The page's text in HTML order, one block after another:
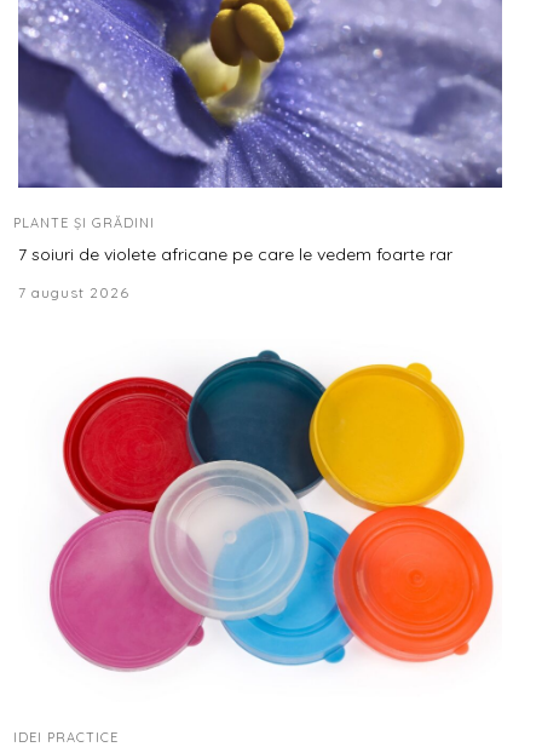
PLANTE ȘI GRĂDINI
7 soiuri de violete africane pe care le vedem foarte rar
7 august 2026
IDEI PRACTICE